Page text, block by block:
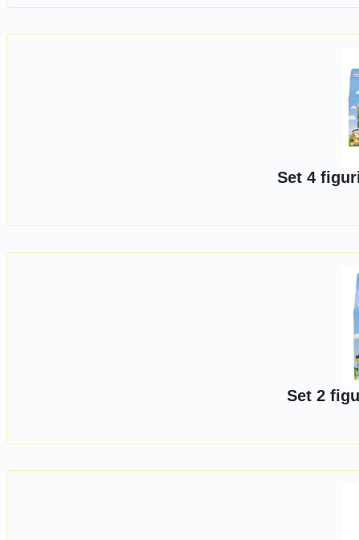
Set 4
Set 2